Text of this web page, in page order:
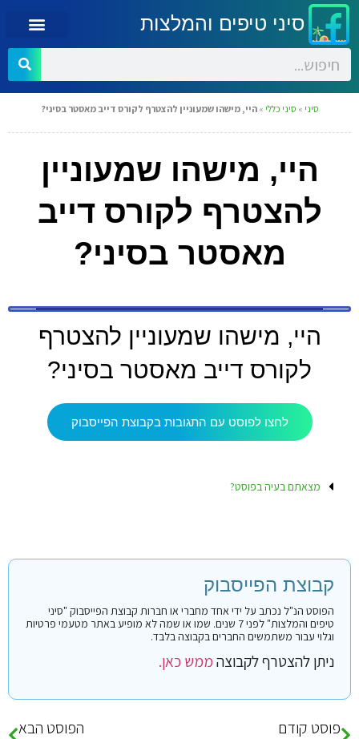
סיני טיפים והמלצות
סיני » סיני כללי »היי, מישהו שמעוניין להצטרף לקורס דייב מאסטר בסיני?
היי, מישהו שמעוניין
להצטרף לקורס דייב
מאסטר בסיני?
היי, מישהו שמעוניין להצטרף
לקורס דייב מאסטר בסיני?
לחצו לפוסט עם התגובות בקבוצת הפייסבוק
מצאתם בעיה בפוסט?
קבוצת הפייסבוק
הפוסט הנ"ל נכתב על ידי אחד מחברי או חברות קבוצת הפייסבוק "סיני
טיפים והמלצות" לפני 7 שנים. שמו או שמה לא מופיע באתר מטעמי פרטיות
וגלוי עבור משתמשים החברים בקבוצה בלבד.
ניתן להצטרף לקבוצהממש כאן.
פוסט קודם הפוסט הבא